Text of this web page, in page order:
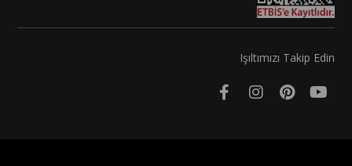
Işıltımızı Takip Edin